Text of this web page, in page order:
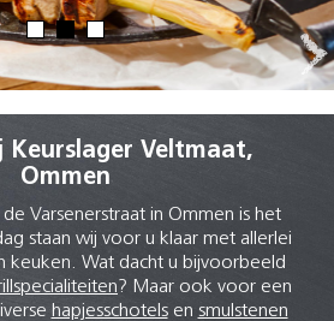
Keurslager Veltmaat,
Ommen
de Varsenerstraat in Ommen is het
staan wij voor u klaar met allerlei
keuken. Wat dacht u bijvoorbeeld
? Maar ook voor een
hapjesschotelsen smulstenen